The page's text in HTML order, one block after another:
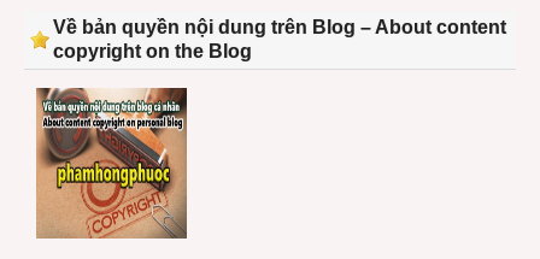
Về bản quyền nội dung trên Blog – About content
copyright on the Blog